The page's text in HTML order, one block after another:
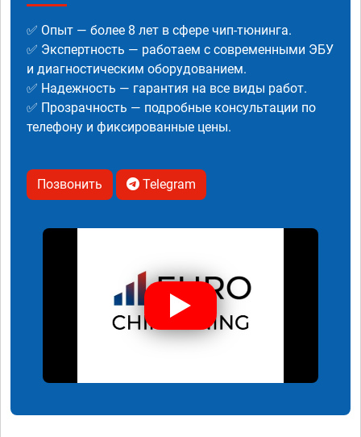
✅ Опыт — более 8 лет в сфере чип-тюнинга.
✅ Экспертность — работаем с современными ЭБУ
и диагностическим оборудованием.
✅ Надежность — гарантия на все виды работ.
✅ Прозрачность — подробные консультации по
телефону и фиксированные цены.
Позвонить Telegram